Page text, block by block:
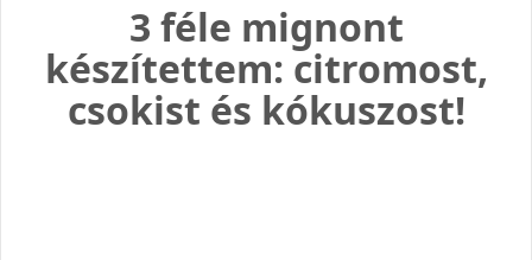
3 féle mignont
készítettem: citromost,
csokist és kókuszost!